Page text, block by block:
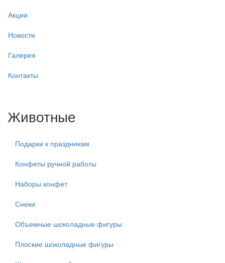
Акции
Новости
Галерея
Контакты
Животные
Подарки к праздникам
Конфеты ручной работы
Наборы конфет
Снеки
Объемные шоколадные фигуры
Плоские шоколадные фигуры